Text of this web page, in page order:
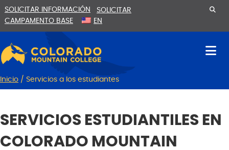
al
contenido
la
SOLICITAR INFORMACIÓN
SOLICITAR
CAMPAMENTO BASE
EN
Inicio / Servicios a los estudiantes
SERVICIOS ESTUDIANTILES EN
COLORADO MOUNTAIN